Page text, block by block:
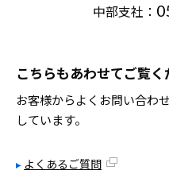
中部支社：
こちらもあわせてご覧く
お客様からよくお問い合わ
しています。
よくあるご質問